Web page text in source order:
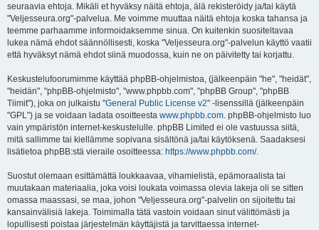
seuraavia ehtoja. Mikäli et hyväksy näitä ehtoja, älä rekisteröidy ja/tai käytä
"Veljesseura.org"-palvelua. Me voimme muuttaa näitä ehtoja koska tahansa ja
teemme parhaamme informoidaksemme sinua. On kuitenkin suositeltavaa
lukea nämä ehdot säännöllisesti, koska "Veljesseura.org"-palvelun käyttö vaatii
että hyväksyt nämä ehdot siinä muodossa, kuin ne on päivitetty tai korjattu.
Keskustelufoorumimme käyttää phpBB-ohjelmistoa, (jälkeenpäin "he", "heidät",
"heidän", "phpBB-ohjelmisto", "www.phpbb.com", "phpBB Group", "phpBB
Tiimit"), joka on julkaistu "General Public License v2" -lisenssillä (jälkeenpäin
"GPL") ja se voidaan ladata osoitteesta www.phpbb.com. phpBB-ohjelmisto luo
vain ympäristön internet-keskustelulle. phpBB Limited ei ole vastuussa siitä,
mitä sallimme tai kiellämme sopivana sisältönä ja/tai käytöksenä. Saadaksesi
lisätietoa phpBB:stä vieraile osoitteessa: https://www.phpbb.com/.
Suostut olemaan esittämättä loukkaavaa, vihamielistä, epämoraalista tai
muutakaan materiaalia, joka voisi loukata voimassa olevia lakeja oli se sitten
omassa maassasi, se maa, johon "Veljesseura.org"-palvelin on sijoitettu tai
kansainvälisiä lakeja. Toimimalla tätä vastoin voidaan sinut välittömästi ja
lopullisesti poistaa järjestelmän käyttäjistä ja tarvittaessa internet-